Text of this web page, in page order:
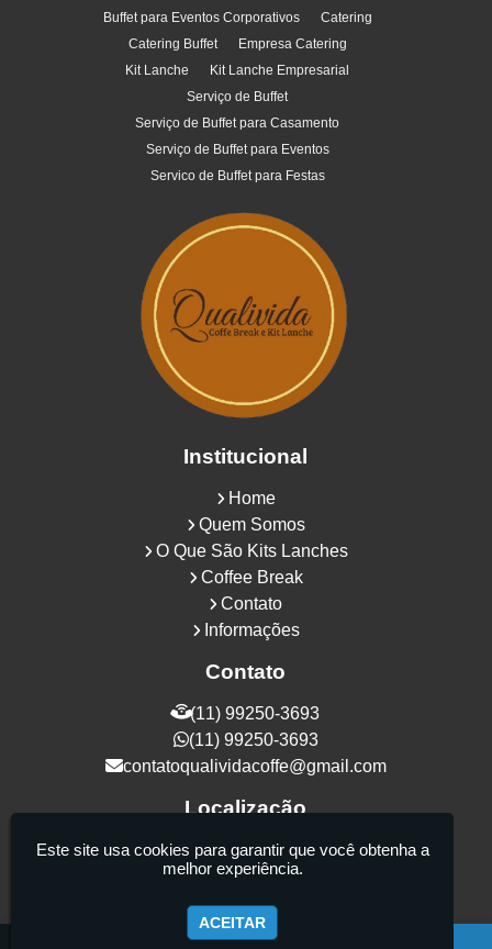
Buffet para Eventos Corporativos
Catering
Catering Buffet
Empresa Catering
Kit Lanche
Kit Lanche Empresarial
Serviço de Buffet
Serviço de Buffet para Casamento
Serviço de Buffet para Eventos
Servico de Buffet para Festas
Institucional
Home
Quem Somos
O Que São Kits Lanches
Coffee Break
Contato
Informações
Contato
(11) 99250-3693
(11) 99250-3693
contatoqualividacoffe@gmail.com
Localização
Rua Samurais, 27 - Vila Maria Alta - São
Paulo / SP - CEP: 02130-080
Este site usa cookies para garantir que você obtenha a
melhor experiência.
ACEITAR